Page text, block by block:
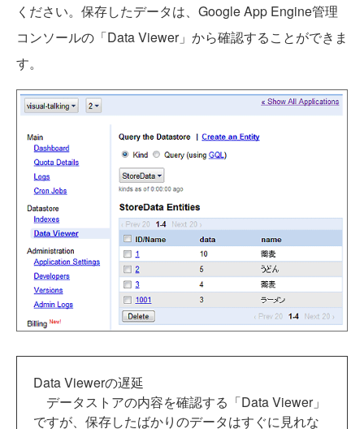
ください。保存したデータは、Google App Engine管理
コンソールの「Data Viewer」から確認することができま
す。
Data Viewerの遅延
データストアの内容を確認する「Data Viewer」
ですが、保存したばかりのデータはすぐに見れな